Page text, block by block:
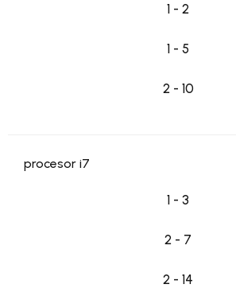
1 - 2
1 - 5
2 - 10
procesor i7
1 - 3
2 - 7
2 - 14